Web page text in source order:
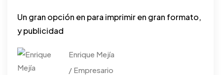
Un gran opción en para imprimir en gran formato,
y publicidad
Enrique Mejía
/ Empresario